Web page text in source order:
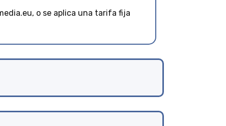
o se aplica una tarifa fija